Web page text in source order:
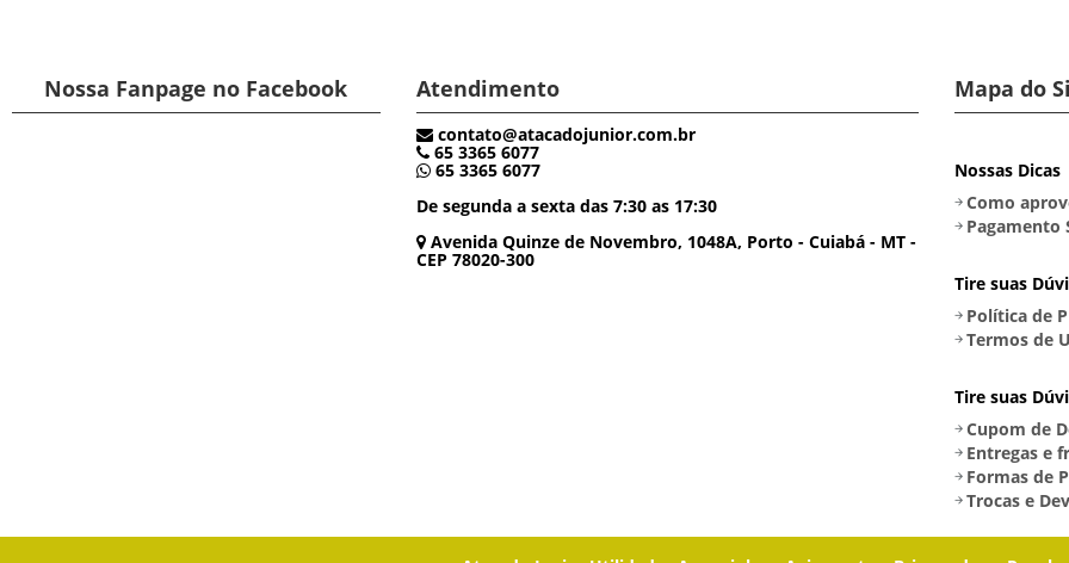
Nossa Fanpage no Facebook Atendimento
contato@atacadojunior.com.br
65 3365 6077
65 3365 6077
De segunda a sexta das 7:30 as 17:30
Avenida Quinze de Novembro, 1048A, Porto - Cuiabá - MT -
CEP 78020-300
Mapa do
Nossas Dicas
Como
Pagamento
Tire suas
Política de
Termos de
Tire suas
Cupom de
Entregas e
Formas de
Trocas e